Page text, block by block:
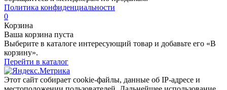
Политика конфиденциальности
0
Корзина
Ваша корзина пуста
Выберите в каталоге интересующий товар и добавьте его «В
корзину».
Перейти в каталог
Этот сайт собирает cookie-файлы, данные об IP-адресе и